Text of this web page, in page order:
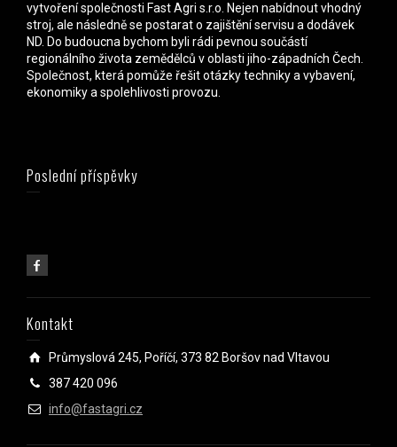
vytvoření společnosti Fast Agri s.r.o. Nejen nabídnout vhodný
stroj, ale následně se postarat o zajištění servisu a dodávek
ND. Do budoucna bychom byli rádi pevnou součástí
regionálního života zemědělců v oblasti jiho-západních Čech.
Společnost, která pomůže řešit otázky techniky a vybavení,
ekonomiky a spolehlivosti provozu.
Poslední příspěvky
Kontakt
Průmyslová 245, Poříčí, 373 82 Boršov nad Vltavou
387 420 096
info@fastagri.cz